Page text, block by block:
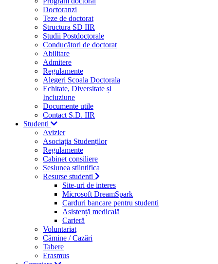
Doctoranzi
Teze de doctorat
Structura SD IIR
Studii Postdoctorale
Conducători de doctorat
Abilitare
Admitere
Regulamente
Alegeri Scoala Doctorala
Echitate, Diversitate și
Incluziune
Documente utile
Contact S.D. IIR
Studenți
Avizier
Asociația Studenților
Regulamente
Cabinet consiliere
Sesiunea stiintifica
Resurse studenti
Site-uri de interes
Microsoft DreamSpark
Carduri bancare pentru studenti
Asistență medicală
Carieră
Voluntariat
Cămine / Cazări
Tabere
Erasmus